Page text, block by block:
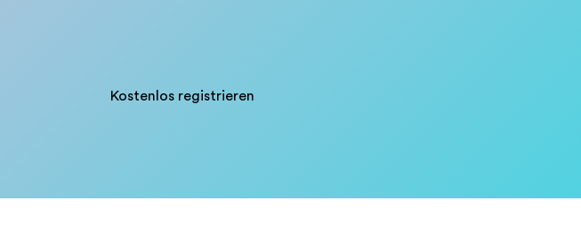
Kostenlos registrieren